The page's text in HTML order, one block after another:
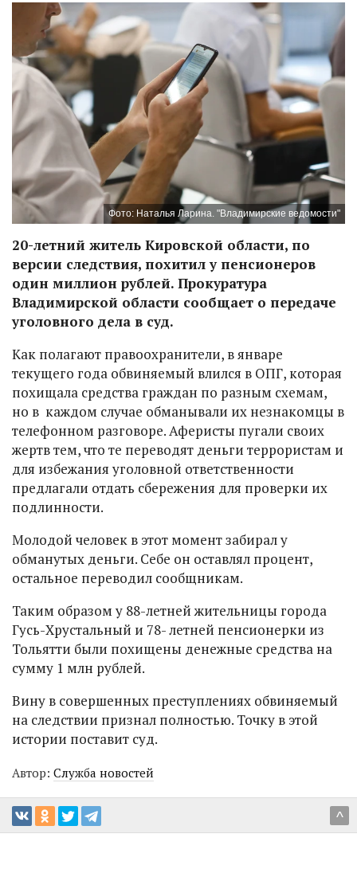
Фото: Наталья Ларина. "Владимирские ведомости"
20-летний житель Кировской области, по
версии следствия, похитил у пенсионеров
один миллион рублей. Прокуратура
Владимирской области сообщает о передаче
уголовного дела в суд.
Как полагают правоохранители, в январе
текущего года обвиняемый влился в ОПГ, которая
похищала средства граждан по разным схемам,
но в каждом случае обманывали их незнакомцы в
телефонном разговоре. Аферисты пугали своих
жертв тем, что те переводят деньги террористам и
для избежания уголовной ответственности
предлагали отдать сбережения для проверки их
подлинности.
Молодой человек в этот момент забирал у
обманутых деньги. Себе он оставлял процент,
остальное переводил сообщникам.
Таким образом у 88-летней жительницы города
Гусь-Хрустальный и 78- летней пенсионерки из
Тольятти были похищены денежные средства на
сумму 1 млн рублей.
Вину в совершенных преступлениях обвиняемый
на следствии признал полностью. Точку в этой
истории поставит суд.
Автор: Служба новостей
^